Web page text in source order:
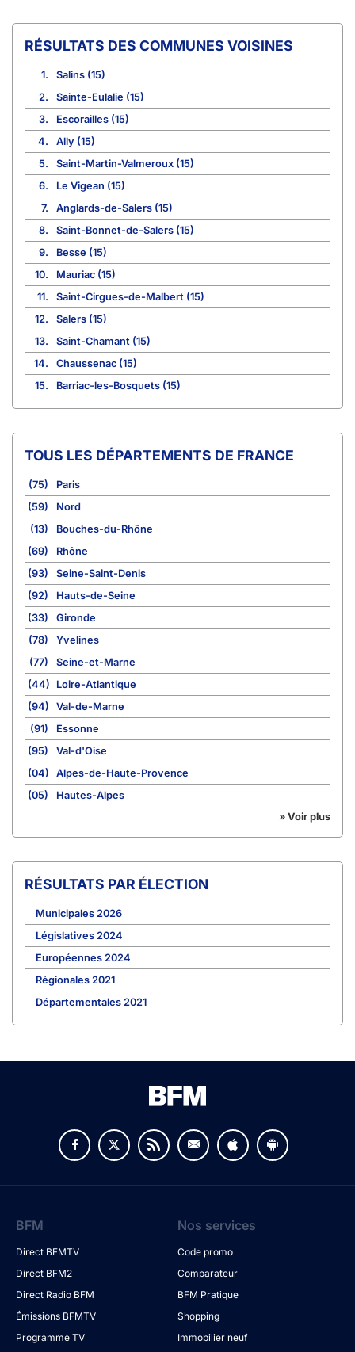
COMMUNES VOISINES
1.
Salins (15)
2.
Sainte-Eulalie (15)
3.
Escorailles (15)
4.
Ally (15)
5.
Saint-Martin-Valmeroux (15)
6.
Le Vigean (15)
7.
Anglards-de-Salers (15)
8.
Saint-Bonnet-de-Salers (15)
9.
Besse (15)
10.
Mauriac (15)
11.
Saint-Cirgues-de-Malbert (15)
12.
Salers (15)
13.
Saint-Chamant (15)
14.
Chaussenac (15)
15.
Barriac-les-Bosquets (15)
TOUS LES DÉPARTEMENTS DE FRANCE
(75)
Paris
(59)
Nord
(13)
Bouches-du-Rhône
(69)
Rhône
(93)
Seine-Saint-Denis
(92)
Hauts-de-Seine
(33)
Gironde
(78)
Yvelines
(77)
Seine-et-Marne
(44)
Loire-Atlantique
(94)
Val-de-Marne
(91)
Essonne
(95)
Val-d'Oise
(04)
Alpes-de-Haute-Provence
(05)
Hautes-Alpes
» Voir plus
RÉSULTATS PAR ÉLECTION
Municipales 2026
Législatives 2024
Européennes 2024
Régionales 2021
Départementales 2021
BFM
Direct BFMTV
Direct BFM2
Direct Radio BFM
Émissions BFMTV
Programme TV
Nos services
Code promo
Comparateur
BFM Pratique
Shopping
Immobilier neuf